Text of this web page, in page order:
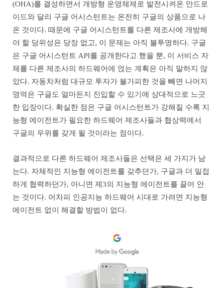
(OHA)를 결성하면서 개방형 운영체제로 발전시켜온 안드로
이드와 달리 구글 어시스턴트는 온전히 구글의 상품으로 나
온 것이다. 때문에 구글 어시스턴트를 다른 제조사에 개방해
야 할 당위성은 당장 없고, 이 문제는 아직 불투명하다. 구글
은 구글 어시스턴트 API를 공개한다고 했을 뿐, 이 서비스 자
체를 다른 제조사의 하드웨어에 얹는 계획은 아직 말하지 않
았다. 자동차처럼 대규모 투자가 불가피한 것을 빼면 나머지
영역은 구글도 얼마든지 진입할 수 있기에 상대적으로 느긋
한 입장이다. 확실한 점은 구글 어시스턴트가 강해질 수록 지
능형 에이전트가 필요한 하드웨어 제조사들과 협상력에서
구글의 우위를 갖게 될 것이라는 점이다.
결과적으로 다른 하드웨어 제조사들은 선택은 세 가지가 남
는다. 자체적인 지능형 에이전트를 갖추던가, 구글과 더 밀접
하게 협력하던가, 아니면 제3의 지능형 에이전트를 끌어 안
는 것이다. 어차피 인공지능 하드웨어 시대로 가려면 지능형
에이전트 없이 해결할 방법이 없다.